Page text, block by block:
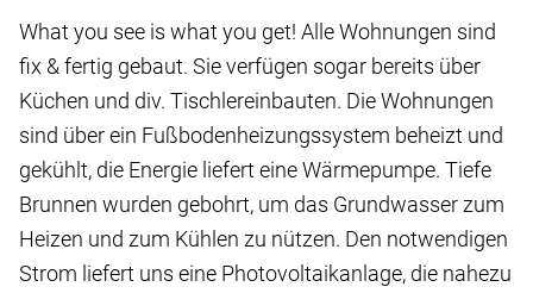
What you see is what you get! Alle Wohnungen sind
fix & fertig gebaut. Sie verfügen sogar bereits über
Küchen und div. Tischlereinbauten. Die Wohnungen
sind über ein Fußbodenheizungssystem beheizt und
gekühlt, die Energie liefert eine Wärmepumpe. Tiefe
Brunnen wurden gebohrt, um das Grundwasser zum
Heizen und zum Kühlen zu nützen. Den notwendigen
Strom liefert uns eine Photovoltaikanlage, die nahezu